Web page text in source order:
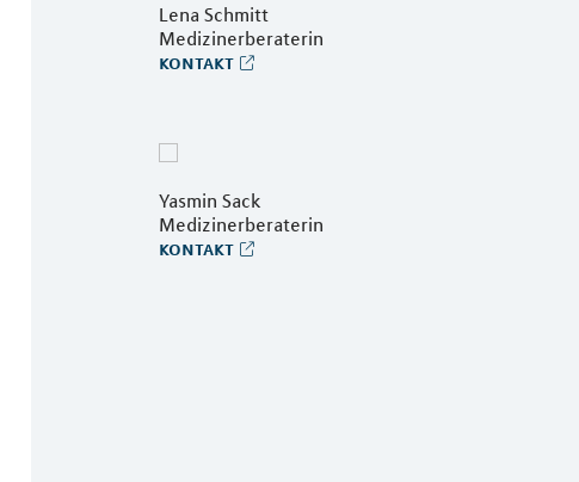
Lena Schmitt
Medizinerberaterin
kontakt
Yasmin Sack
Medizinerberaterin
kontakt